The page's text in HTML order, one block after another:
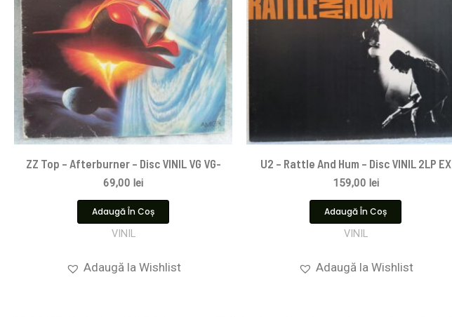
ZZ Top – Afterburner – Disc VINIL VG VG-
69,00 lei
Adaugă În Coș
VINIL
Adaugă la Wishlist
U2 – Rattle And Hum – Disc VINIL 2LP EX
159,00 lei
Adaugă În Coș
VINIL
Adaugă la Wishlist